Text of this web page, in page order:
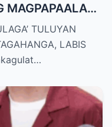
MAGPAPAALAM
ANG LUNGKOT
TULUYAN
LABIS